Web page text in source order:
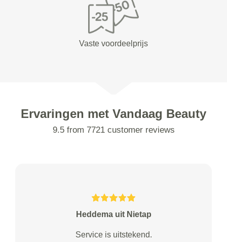
Vaste voordeelprijs
Ervaringen met Vandaag Beauty
9.5 from 7721 customer reviews
Heddema uit Nietap
Service is uitstekend.